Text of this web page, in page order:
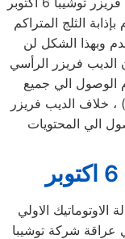
الثلج المتراكم
وبهذا الشكل لن
الديب فريزر الرأسي
الي جميع
، خلاف الديب فريزر
الي المحتويات
الغسالة الاوتوماتيك الاولي
عراقة شركة توشيبا